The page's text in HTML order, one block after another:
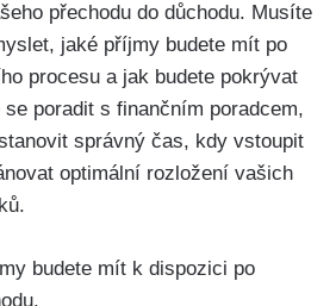
přechodu do důchodu. Musíte
jaké příjmy budete mít po
procesu a jak budete pokrývat
poradit s finančním poradcem,
správný čas, kdy vstoupit
optimální rozložení vašich
budete mít k dispozici po